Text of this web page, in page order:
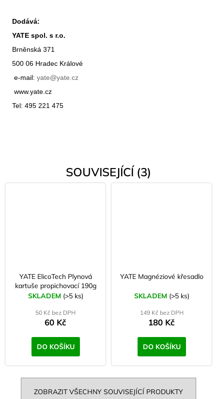
Dodává:
YATE spol. s r.o.
Brněnská 371
500 06 Hradec Králové
e-mail: yate@yate.cz
www.yate.cz
Tel: 495 221 475
SOUVISEJÍCÍ (3)
YATE ElicoTech Plynová
kartuše propichovací 190g
SKLADEM (>5 ks)
50 Kč bez DPH
60 Kč
DO KOŠÍKU
YATE Magnéziové křesadlo
SKLADEM (>5 ks)
149 Kč bez DPH
180 Kč
DO KOŠÍKU
ZOBRAZIT VŠECHNY SOUVISEJÍCÍ PRODUKTY